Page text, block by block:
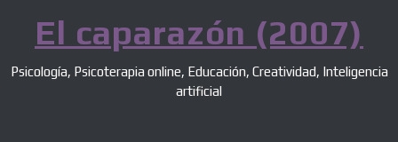
El caparazón (2007)
Psicología, Psicoterapia online, Educación, Creatividad, Inteligencia
artificial